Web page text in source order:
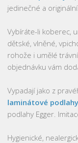
jedinečné a originální.
Vybíráte-li koberec,
dětské, vlněné,
rohože i umělé
objednávku vám
Vypadají jako z
laminátové podlahy
podlahy Egger.
Hygienické,